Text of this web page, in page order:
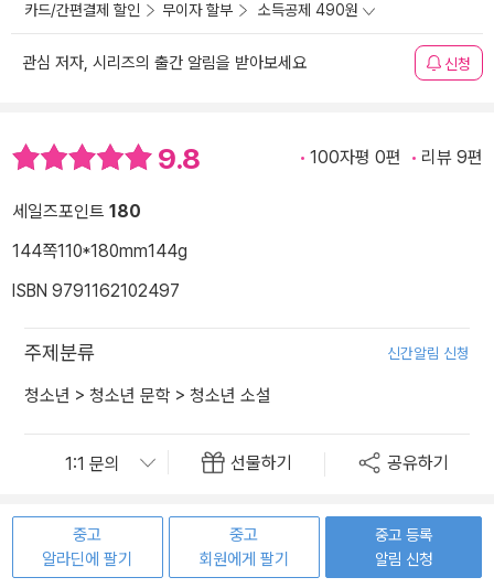
카드/간편결제 할인 무이자 할부 소득공제 490원
관심 저자, 시리즈의 출간 알림을 받아보세요 신청
9.8 100자평 0편 리뷰 9편
세일즈포인트 180
144쪽110*180mm144g
ISBN 9791162102497
주제분류 신간알림 신청
청소년 > 청소년 문학 > 청소년 소설
선물하기 공유하기
중고
알라딘에 팔기
중고
회원에게 팔기
중고 등록
알림 신청